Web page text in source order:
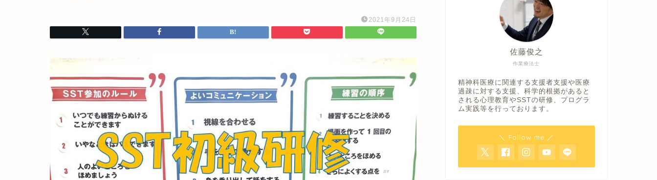
2021年9月24日
作業療法士
佐藤俊之
精神科医療に関連する支援者支援や医療
過疎に対する支援、科学的根拠があると
される心理教育やSSTの研修、プログラ
ム実践等を行っております。
＼ Follow me ／